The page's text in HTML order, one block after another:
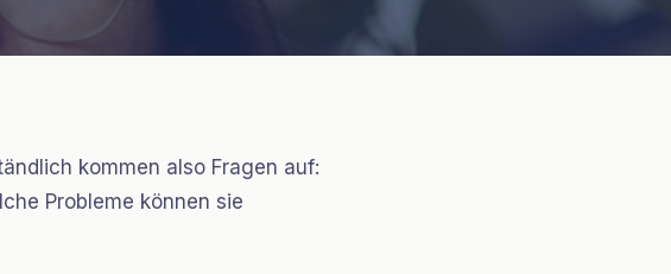
kommen also Fragen auf:
Probleme können sie